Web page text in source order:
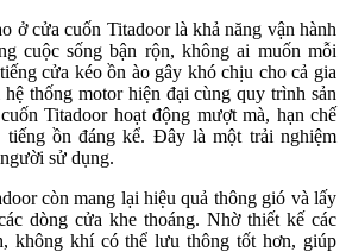
ở cửa cuốn Titadoor là khả năng vận hành
cuộc sống bận rộn, không ai muốn mỗi
cửa kéo ồn ào gây khó chịu cho cả gia
thống motor hiện đại cùng quy trình sản
Titadoor hoạt động mượt mà, hạn chế
tiếng ồn đáng kể. Đây là một trải nghiệm
sử dụng.
còn mang lại hiệu quả thông gió và lấy
dòng cửa khe thoáng. Nhờ thiết kế các
không khí có thể lưu thông tốt hơn, giúp